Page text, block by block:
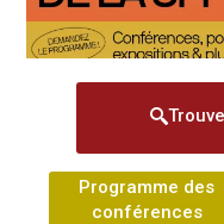
Programme des
conférences